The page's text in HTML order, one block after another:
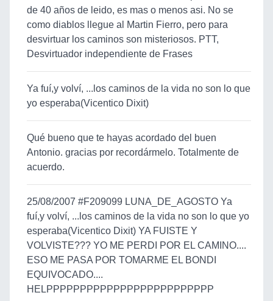
de 40 años de leido, es mas o menos asi. No se
como diablos llegue al Martin Fierro, pero para
desvirtuar los caminos son misteriosos. PTT,
Desvirtuador independiente de Frases
Ya fuí,y volví, ...los caminos de la vida no son lo que
yo esperaba(Vicentico Dixit)
Qué bueno que te hayas acordado del buen
Antonio. gracias por recordármelo. Totalmente de
acuerdo.
25/08/2007 #F209099 LUNA_DE_AGOSTO Ya
fuí,y volví, ...los caminos de la vida no son lo que yo
esperaba(Vicentico Dixit) YA FUISTE Y
VOLVISTE??? YO ME PERDI POR EL CAMINO....
ESO ME PASA POR TOMARME EL BONDI
EQUIVOCADO....
HELPPPPPPPPPPPPPPPPPPPPPPPPP